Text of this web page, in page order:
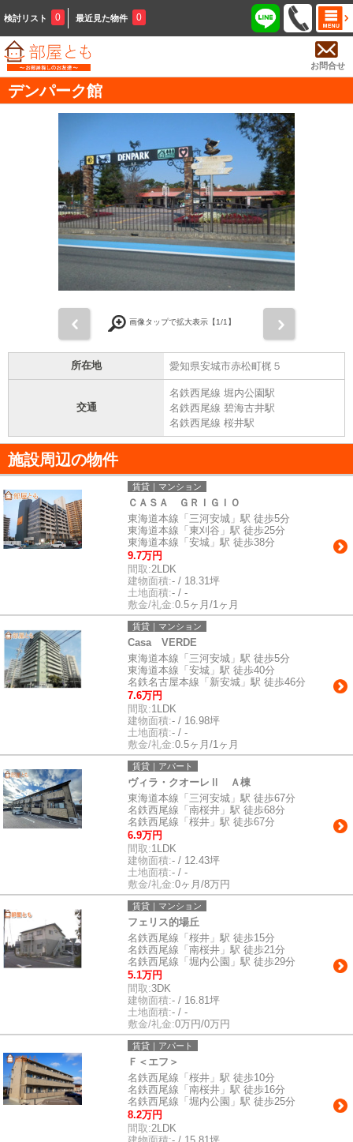
検討リスト 0 最近見た物件 0
お問合せ
デンパーク館
画像タップで拡大表示【1/1】
所在地 愛知県安城市赤松町梶５
交通
名鉄西尾線 堀内公園駅
名鉄西尾線 碧海古井駅
名鉄西尾線 桜井駅
施設周辺の物件
賃貸｜マンション
ＣＡＳＡ ＧＲＩＧＩＯ
東海道本線「三河安城」駅 徒歩5分
東海道本線「東刈谷」駅 徒歩25分
東海道本線「安城」駅 徒歩38分
9.7万円
間取:2LDK
建物面積:- / 18.31坪
土地面積:- / -
敷金/礼金:0.5ヶ月/1ヶ月
賃貸｜マンション
Casa VERDE
東海道本線「三河安城」駅 徒歩5分
東海道本線「安城」駅 徒歩40分
名鉄名古屋本線「新安城」駅 徒歩46分
7.6万円
間取:1LDK
建物面積:- / 16.98坪
土地面積:- / -
敷金/礼金:0.5ヶ月/1ヶ月
賃貸｜アパート
ヴィラ・クオーレⅡ Ａ棟
東海道本線「三河安城」駅 徒歩67分
名鉄西尾線「南桜井」駅 徒歩68分
名鉄西尾線「桜井」駅 徒歩67分
6.9万円
間取:1LDK
建物面積:- / 12.43坪
土地面積:- / -
敷金/礼金:0ヶ月/8万円
賃貸｜マンション
フェリス的場丘
名鉄西尾線「桜井」駅 徒歩15分
名鉄西尾線「南桜井」駅 徒歩21分
名鉄西尾線「堀内公園」駅 徒歩29分
5.1万円
間取:3DK
建物面積:- / 16.81坪
土地面積:- / -
敷金/礼金:0万円/0万円
賃貸｜アパート
Ｆ＜エフ＞
名鉄西尾線「桜井」駅 徒歩10分
名鉄西尾線「南桜井」駅 徒歩16分
名鉄西尾線「堀内公園」駅 徒歩25分
8.2万円
間取:2LDK